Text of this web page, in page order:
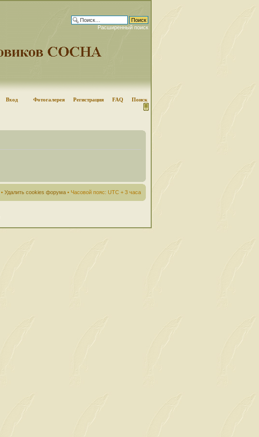
Расширенный поиск
Вход Фотогалерея Регистрация FAQ Поиск
• Удалить cookies форума • Часовой пояс: UTC + 3 часа